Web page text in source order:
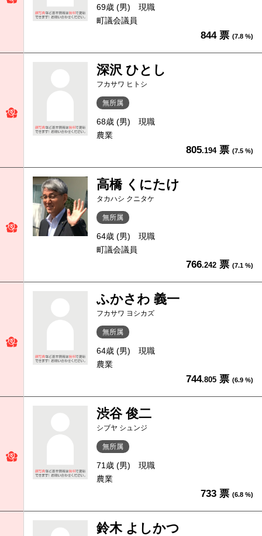
69歳 (男)
現職
町議会議員
844 票 (7.8 %)
深沢 ひとし
フカサワ ヒトシ
無所属
68歳 (男)
現職
農業
805.194票 (7.5 %)
高橋 くにたけ
タカハシ クニタケ
無所属
64歳 (男)
現職
町議会議員
766.242 票 (7.1 %)
ふかさわ 義一
フカサワ ヨシカズ
無所属
64歳 (男)
現職
農業
744.805 票 (6.9 %)
渋谷 俊二
シブヤ シュンジ
無所属
71歳 (男)
現職
農業
733 票 (6.8 %)
鈴木 よしかつ